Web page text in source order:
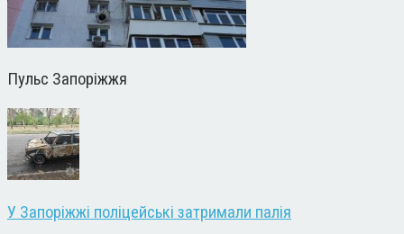
Пульс Запоріжжя
У Запоріжжі поліцейські затримали палія